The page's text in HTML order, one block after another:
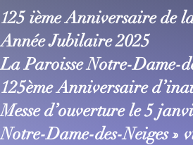
125 ième Anniversaire de
Année Jubilaire 2025
La Paroisse Notre-Dame-
125ème Anniversaire
Messe d’ouverture le 5
Notre-Dame-des-Neiges »